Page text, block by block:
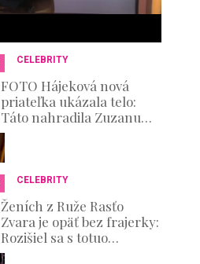
CELEBRITY
FOTO Hájeková nová
priateľka ukázala telo:
Táto nahradila Zuzanu
Belohorcovú
CELEBRITY
Ženích z Ruže Rasťo
Zvara je opäť bez frajerky:
Rozišiel sa s totuo
známou kráskou